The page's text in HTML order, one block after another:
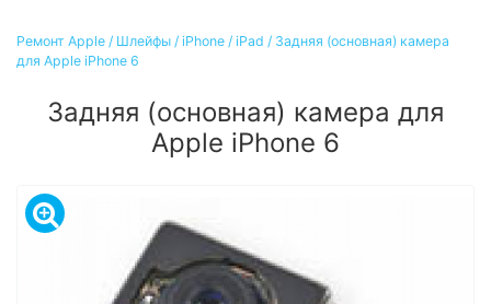
Ремонт Apple / Шлейфы / iPhone / iPad / Задняя (основная) камера
для Apple iPhone 6
Задняя (основная) камера для
Apple iPhone 6